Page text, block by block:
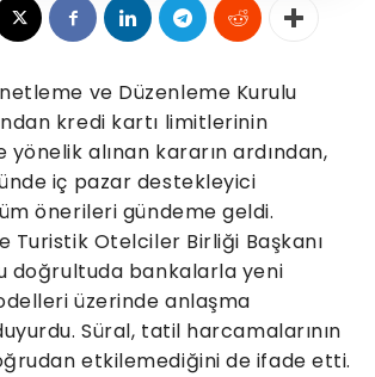
ve Düzenleme Kurulu
kredi kartı limitlerinin
yönelik alınan kararın ardından,
iç pazar destekleyici
önerileri gündeme geldi.
Turistik Otelciler Birliği Başkanı
doğrultuda bankalarla yeni
üzerinde anlaşma
Süral, tatil harcamalarının
etkilemediğini de ifade etti.